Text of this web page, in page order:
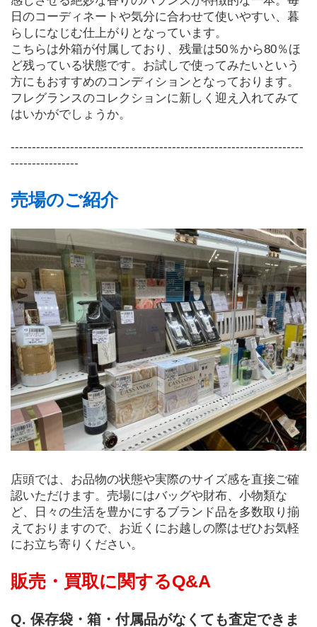
日のコーディネートや気分に合わせて使いやすい、暮
らしになじむ仕上がりとなっています。
こちらは外箱が付属しており、残量は50％から80％ほ
ど残っている状態です。お試しで使ってみたいという
方にもおすすめのコンディションとなっております。
フレグランスのコレクションに新しく迎え入れてみて
はいかがでしょうか。
---------------------------------------------------------------------
----------------
売場のご紹介
店頭では、お品物の状態や実際のサイズ感を直接ご確
認いただけます。売場にはバッグや財布、小物類な
ど、日々の生活を豊かにするブランド品を多数取り揃
えておりますので、お近くにお越しの際はぜひお気軽
にお立ち寄りください。
販売・買取に関するQ&A
Q. 保存袋・箱・付属品がなくても査定できま